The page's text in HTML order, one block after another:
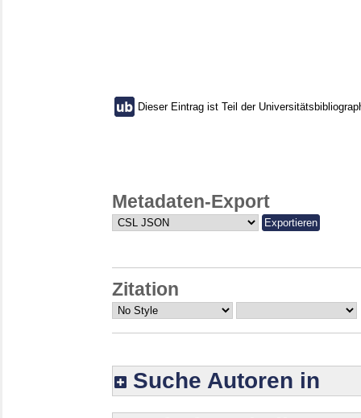
Dieser Eintrag ist Teil der
Metadaten-Export
Zitation
Suche Autoren in